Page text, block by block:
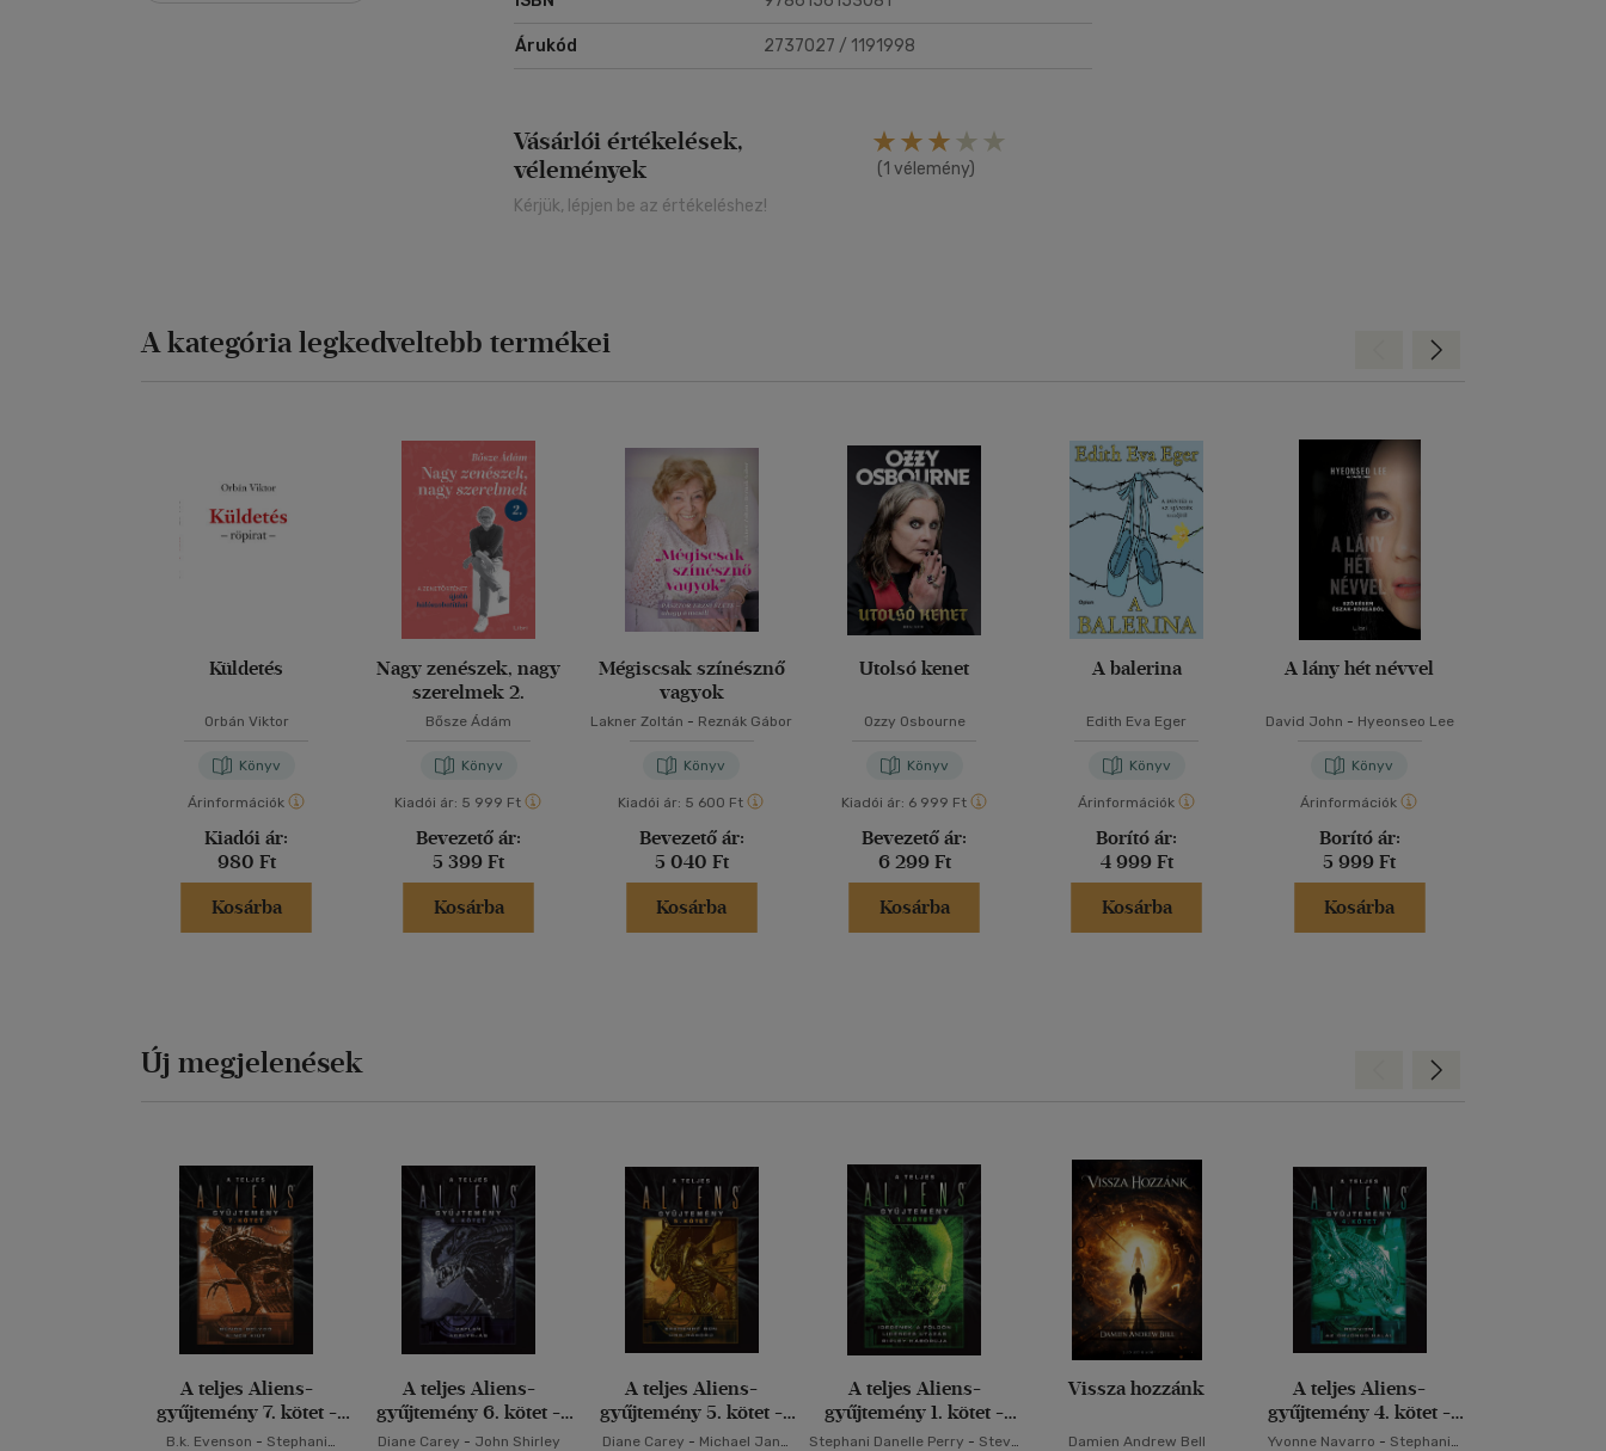
Árukód 2737027 / 1191998
Vásárlói értékelések,
vélemények
(1 vélemény)
Kérjük, lépjen be az értékeléshez!
A kategória legkedveltebb termékei
Küldetés
Orbán Viktor
Könyv
Árinformációk
Kiadói ár:
980 Ft
Kosárba
Nagy zenészek, nagy
szerelmek 2.
Bősze Ádám
Könyv
Kiadói ár: 5 999 Ft
Bevezető ár:
5 399 Ft
Kosárba
Mégiscsak színésznő
vagyok
Lakner Zoltán - Reznák Gábor
Könyv
Kiadói ár: 5 600 Ft
Bevezető ár:
5 040 Ft
Kosárba
Utolsó kenet
Ozzy Osbourne
Könyv
Kiadói ár: 6 999 Ft
Bevezető ár:
6 299 Ft
Kosárba
A balerina
Edith Eva Eger
Könyv
Árinformációk
Borító ár:
4 999 Ft
Kosárba
A lány hét névvel
David John - Hyeonseo Lee
Könyv
Árinformációk
Borító ár:
5 999 Ft
Kosárba
Előre
Új megjelenések
A teljes Aliens-
gyűjtemény 7. kötet -
Díszkiadás
B.k. Evenson - Stephani
A teljes Aliens-
gyűjtemény 6. kötet -
Díszkiadás
Diane Carey - John Shirley
A teljes Aliens-
gyűjtemény 5. kötet -
Díszkiadás
Diane Carey - Michael Jan
A teljes Aliens-
gyűjtemény 1. kötet -
Díszkiadás
Stephani Danelle Perry - Steve
Vissza hozzánk
Damien Andrew Bell
A teljes Aliens-
gyűjtemény 4. kötet -
Díszkiadás
Yvonne Navarro - Stephani
Előre